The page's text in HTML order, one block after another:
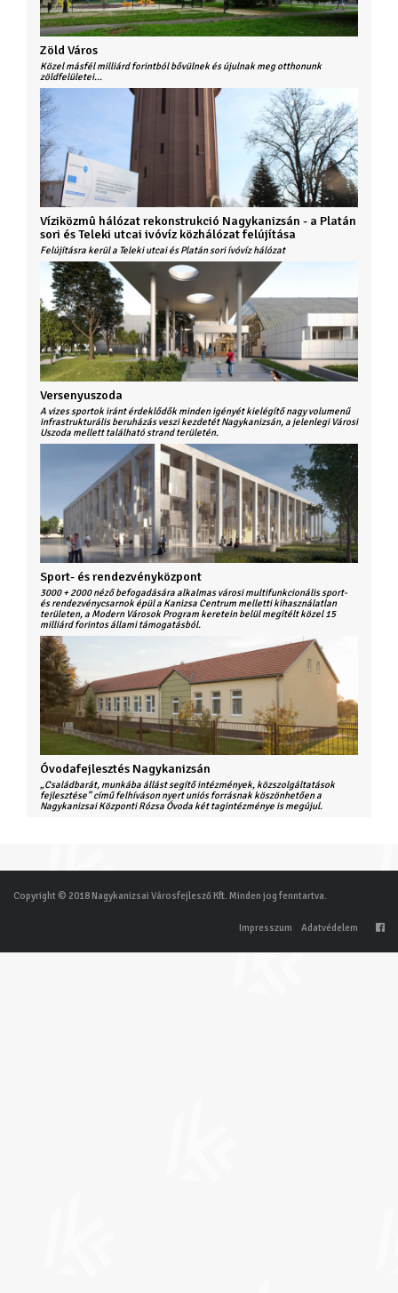
Zöld Város
Közel másfél milliárd forintból bővülnek és újulnak meg otthonunk
zöldfelületei...
Víziközmû hálózat rekonstrukció Nagykanizsán - a Platán
sori és Teleki utcai ivóvíz közhálózat felújítása
Felújításra kerül a Teleki utcai és Platán sori ívóvíz hálózat
Versenyuszoda
A vizes sportok iránt érdeklődők minden igényét kielégítő nagy volumenű
infrastrukturális beruházás veszi kezdetét Nagykanizsán, a jelenlegi Városi
Uszoda mellett található strand területén.
Sport- és rendezvényközpont
3000 + 2000 néző befogadására alkalmas városi multifunkcionális sport-
és rendezvénycsarnok épül a Kanizsa Centrum melletti kihasználatlan
területen, a Modern Városok Program keretein belül megítélt közel 15
milliárd forintos állami támogatásból.
Óvodafejlesztés Nagykanizsán
„Családbarát, munkába állást segítő intézmények, közszolgáltatások
fejlesztése” című felhíváson nyert uniós forrásnak köszönhetően a
Nagykanizsai Központi Rózsa Óvoda két tagintézménye is megújul.
Copyright © 2018 Nagykanizsai Városfejlesző Kft. Minden jog fenntartva.
Impresszum Adatvédelem